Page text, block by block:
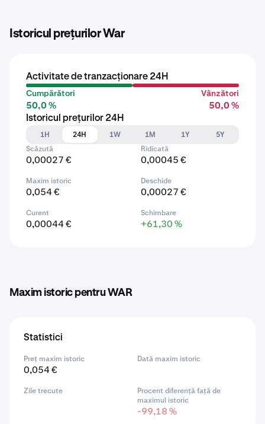
Istoricul prețurilor War
Activitate de tranzacționare 24H
Cumpărători
50,0 %
Vânzători
50,0 %
Istoricul prețurilor 24H
1H
24H 1W 1M 1Y
5Y
Scăzută
0,00027 €
Ridicată
0,00045 €
Maxim istoric
0,054 €
Deschide
0,00027 €
Curent
0,00044 €
Schimbare
+61,30 %
Maxim istoric pentru WAR
Statistici
Preț maxim istoric
0,054 €
Dată maxim istoric
Zile trecute
Procent diferență față de
maximul istoric
-99,18 %